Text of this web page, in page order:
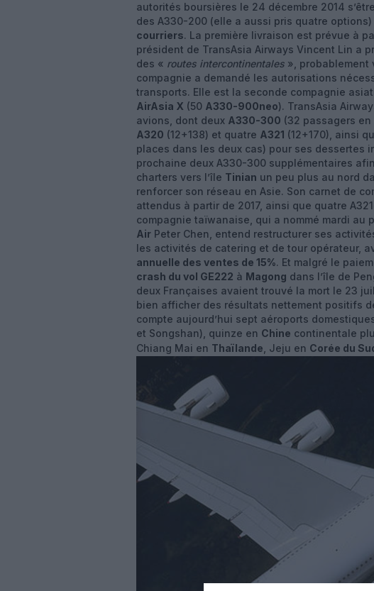
autorités boursières le 24 décembre 2014
des A330-200 (elle a aussi pris quatre
courriers. La première livraison est prévue à
président de TransAsia Airways Vincent Lin a
des « routes intercontinentales », probablement
compagnie a demandé les autorisations
transports. Elle est la seconde compagnie
AirAsia X (50 A330-900neo). TransAsia
avions, dont deux A330-300 (32 passagers
A320 (12+138) et quatre A321 (12+170), ainsi
places dans les deux cas) pour ses dessertes
prochaine deux A330-300 supplémentaires
charters vers l’île Tinian un peu plus au nord
renforcer son réseau en Asie. Son carnet de
attendus à partir de 2017, ainsi que quatre
compagnie taïwanaise, qui a nommé mardi au
Air Peter Chen, entend restructurer ses
les activités de catering et de tour opérateur,
annuelle des ventes de 15%. Et malgré le
crash du vol GE222 à Magong dans l’île de
deux Françaises avaient trouvé la mort le 23
bien afficher des résultats nettement positifs
compte aujourd’hui sept aéroports
et Songshan), quinze en Chine continentale
Chiang Mai en Thaïlande , Jeju en Corée du